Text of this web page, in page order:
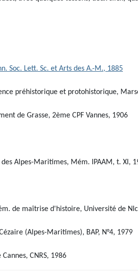
Soc. Lett. Sc. et Arts des A.-M., 1885
préhistorique et protohistorique,
de Grasse, 2ème CPF Vannes, 1906
Alpes-Maritimes, Mém. IPAAM, t. XI,
de maîtrise d'histoire, Université de
(Alpes-Maritimes), BAP, N°4, 1979
CNRS, 1986